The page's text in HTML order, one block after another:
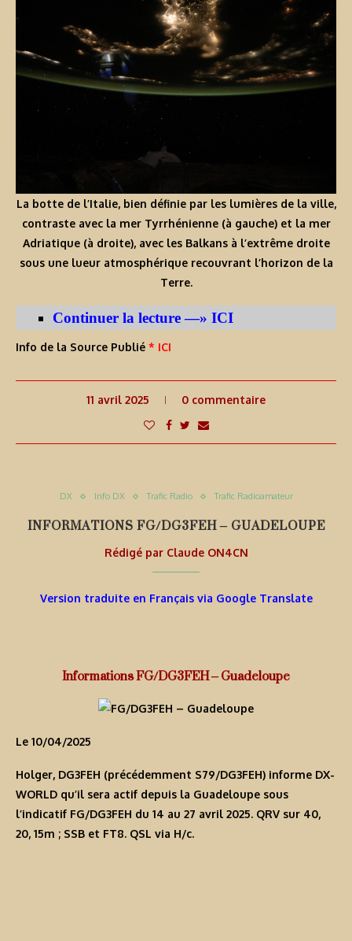
La botte de l’Italie, bien définie par les lumières de la ville,
contraste avec la mer Tyrrhénienne (à gauche) et la mer
Adriatique (à droite), avec les Balkans à l’extrême droite
sous une lueur atmosphérique recouvrant l’horizon de la
Terre.
Continuer la lecture —» ICI
Info de la Source Publié * ICI
11 avril 2025 0 commentaire
DX Info DX Trafic Radio Trafic Radioamateur
INFORMATIONS FG/DG3FEH – GUADELOUPE
Rédigé par Claude ON4CN
Version traduite en Français via Google Translate
Informations FG/DG3FEH – Guadeloupe
Le 10/04/2025
Holger, DG3FEH (précédemment S79/DG3FEH) informe DX-
WORLD qu’il sera actif depuis la Guadeloupe sous
l’indicatif FG/DG3FEH du 14 au 27 avril 2025. QRV sur 40,
20, 15m ; SSB et FT8. QSL via H/c.